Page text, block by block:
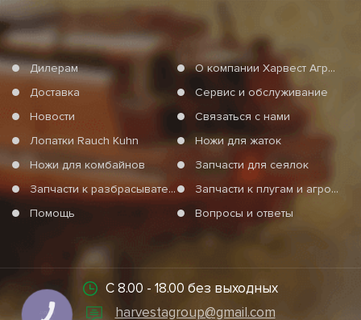
Дилерам
О компании Харвест Агро Груп
Доставка
Сервис и обслуживание
Новости
Связаться с нами
Лопатки Rauch Kuhn
Ножи для жаток
Ножи для комбайнов
Запчасти для сеялок
Запчасти к разбрасывателям минеральных удобрений
Запчасти к плугам и агротехнике
Помощь
Вопросы и ответы
С 8.00 - 18.00 без выходных
harvestagroup@gmail.com
КНОПКА
СВЯЗИ